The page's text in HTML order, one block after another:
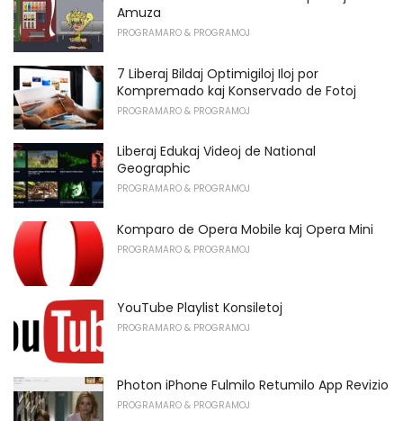
Amuza
PROGRAMARO & PROGRAMOJ
7 Liberaj Bildaj Optimigiloj Iloj por
Kompremado kaj Konservado de Fotoj
PROGRAMARO & PROGRAMOJ
Liberaj Edukaj Videoj de National
Geographic
PROGRAMARO & PROGRAMOJ
Komparo de Opera Mobile kaj Opera Mini
PROGRAMARO & PROGRAMOJ
YouTube Playlist Konsiletoj
PROGRAMARO & PROGRAMOJ
Photon iPhone Fulmilo Retumilo App Revizio
PROGRAMARO & PROGRAMOJ